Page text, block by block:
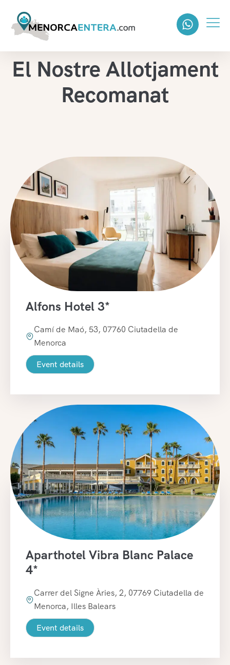
El Nostre Allotjament
Recomanat
Alfons Hotel 3*
Camí de Maó, 53, 07760 Ciutadella de
Menorca
Event details
Aparthotel Vibra Blanc Palace
4*
Carrer del Signe Àries, 2, 07769 Ciutadella de
Menorca, Illes Balears
Event details